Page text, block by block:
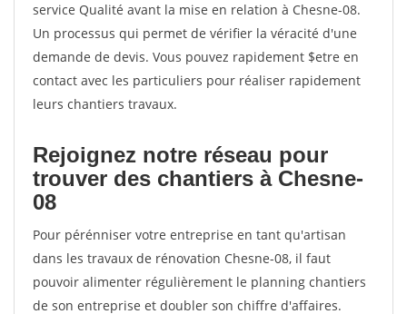
service Qualité avant la mise en relation à Chesne-08.
Un processus qui permet de vérifier la véracité d'une
demande de devis. Vous pouvez rapidement $etre en
contact avec les particuliers pour réaliser rapidement
leurs chantiers travaux.
Rejoignez notre réseau pour
trouver des chantiers à Chesne-
08
Pour pérénniser votre entreprise en tant qu'artisan
dans les travaux de rénovation Chesne-08, il faut
pouvoir alimenter régulièrement le planning chantiers
de son entreprise et doubler son chiffre d'affaires.